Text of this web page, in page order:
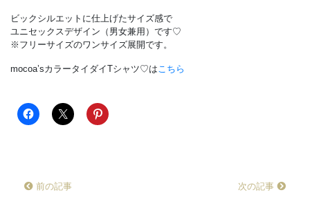
ビックシルエットに仕上げたサイズ感で
ユニセックスデザイン（男女兼用）です♡
※フリーサイズのワンサイズ展開です。
mocoa’sカラータイダイTシャツ♡は こちら
前の記事 次の記事